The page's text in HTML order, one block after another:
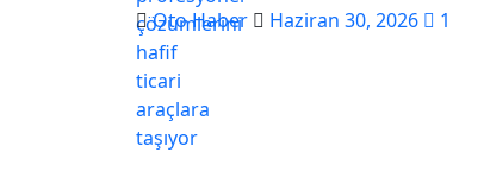
Oto Haber Haziran 30, 2026 1